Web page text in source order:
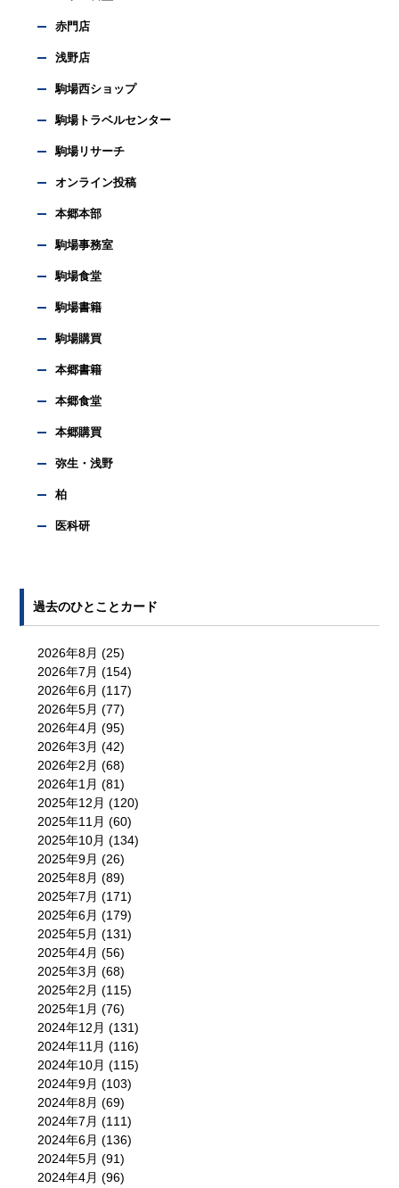
赤門店
浅野店
駒場西ショップ
駒場トラベルセンター
駒場リサーチ
オンライン投稿
本郷本部
駒場事務室
駒場食堂
駒場書籍
駒場購買
本郷書籍
本郷食堂
本郷購買
弥生・浅野
柏
医科研
過去のひとことカード
2026年8月 (25)
2026年7月 (154)
2026年6月 (117)
2026年5月 (77)
2026年4月 (95)
2026年3月 (42)
2026年2月 (68)
2026年1月 (81)
2025年12月 (120)
2025年11月 (60)
2025年10月 (134)
2025年9月 (26)
2025年8月 (89)
2025年7月 (171)
2025年6月 (179)
2025年5月 (131)
2025年4月 (56)
2025年3月 (68)
2025年2月 (115)
2025年1月 (76)
2024年12月 (131)
2024年11月 (116)
2024年10月 (115)
2024年9月 (103)
2024年8月 (69)
2024年7月 (111)
2024年6月 (136)
2024年5月 (91)
2024年4月 (96)